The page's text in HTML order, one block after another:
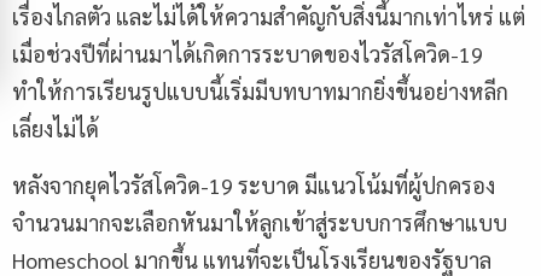
เรื่องไกลตัว และไม่ได้ให้ความสำคัญกับสิ่งนี้มากเท่าไหร่ แต่
เมื่อช่วงปีที่ผ่านมาได้เกิดการระบาดของไวรัสโควิด-19
ทำให้การเรียนรูปแบบนี้เริ่มมีบทบาทมากยิ่งขึ้นอย่างหลีก
เลี่ยงไม่ได้
หลังจากยุคไวรัสโควิด-19 ระบาด มีแนวโน้มที่ผู้ปกครอง
จำนวนมากจะเลือกหันมาให้ลูกเข้าสู่ระบบการศึกษาแบบ
Homeschool มากขึ้น แทนที่จะเป็นโรงเรียนของรัฐบาล